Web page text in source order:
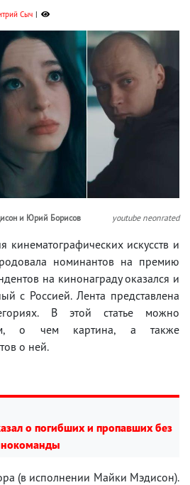
Сыч
и Юрий Борисов youtube neonrated
кинематографических искусств и
номинантов на премию
на кинонаграду оказался и
с Россией. Лента представлена
В этой статье можно
о чем картина, а также
о ней.
о погибших и пропавших без
(в исполнении Майки Мэдисон).